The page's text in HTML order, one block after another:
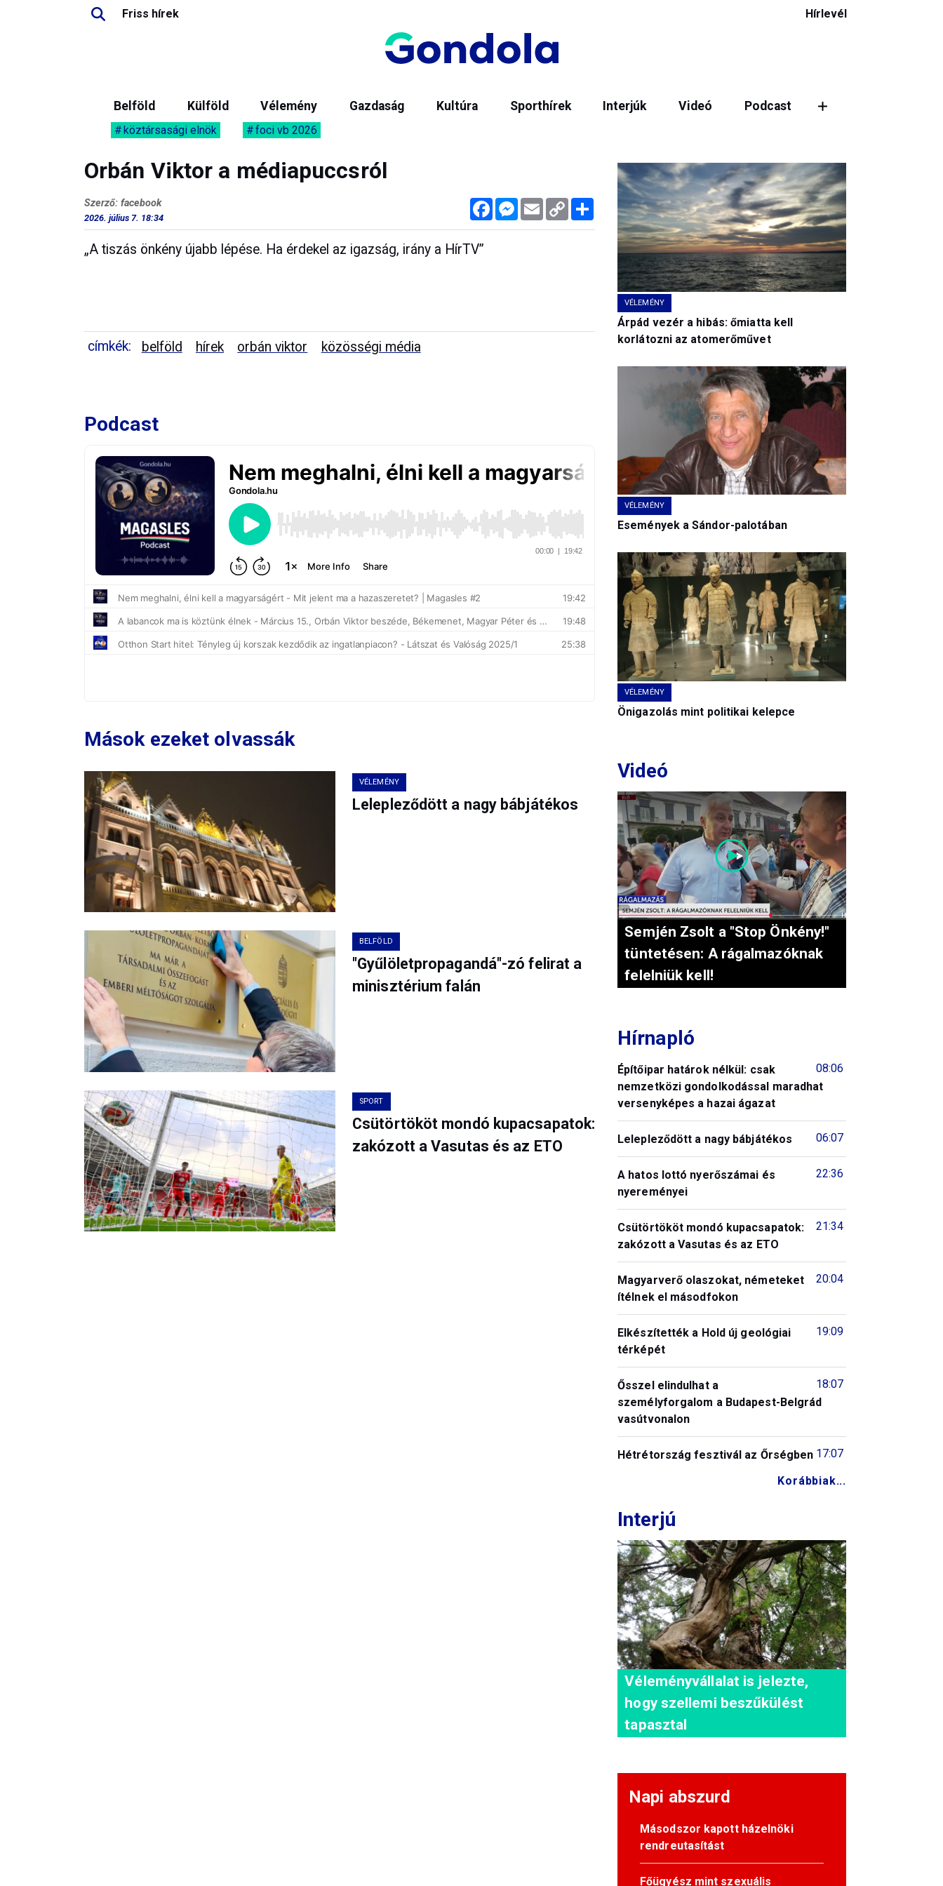
Friss hírek Hírlevél
Belföld Külföld Vélemény Gazdaság Kultúra Sporthírek Interjúk Videó Podcast
köztársasági elnök foci vb 2026
Orbán Viktor a médiapuccsról
FacebookMessenger
Email Copy
Link
Megosztás
Szerző: facebook
2026. július 7. 18:34
„A tiszás önkény újabb lépése. Ha érdekel az igazság, irány a HírTV”
címkék: belföld hírek orbán viktor közösségi média
Podcast
Mások ezeket olvassák
VÉLEMÉNY
Lelepleződött a nagy bábjátékos
BELFÖLD
"Gyűlöletpropagandá"-zó felirat a
minisztérium falán
SPORT
Csütörtököt mondó kupacsapatok:
zakózott a Vasutas és az ETO
VÉLEMÉNY
Árpád vezér a hibás: őmiatta kell
korlátozni az atomerőművet
VÉLEMÉNY
Események a Sándor-palotában
VÉLEMÉNY
Önigazolás mint politikai kelepce
Videó
Semjén Zsolt a "Stop Önkény!"
tüntetésen: A rágalmazóknak
felelniük kell!
Hírnapló
08:06
Építőipar határok nélkül: csak
nemzetközi gondolkodással maradhat
versenyképes a hazai ágazat
06:07
Lelepleződött a nagy bábjátékos
22:36
A hatos lottó nyerőszámai és
nyereményei
21:34
Csütörtököt mondó kupacsapatok:
zakózott a Vasutas és az ETO
20:04
Magyarverő olaszokat, németeket
ítélnek el másodfokon
19:09
Elkészítették a Hold új geológiai
térképét
18:07
Ősszel elindulhat a
személyforgalom a Budapest-Belgrád
vasútvonalon
17:07
Hétrétország fesztivál az Őrségben
Korábbiak...
Interjú
Véleményvállalat is jelezte,
hogy szellemi beszűkülést
tapasztal
Napi abszurd
Másodszor kapott házelnöki
rendreutasítást
Főügyész mint szexuális